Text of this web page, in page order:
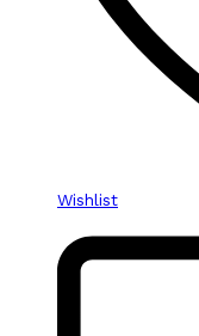
Wishlist